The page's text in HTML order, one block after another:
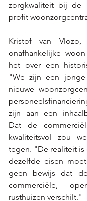
zorgkwaliteit bij de
profit
Kristof van
onafhankelijke
het over een
"We zijn een jonge
nieuwe
zijn aan een
Dat de
kwaliteitsvol zou
tegen. "De realiteit is
dezelfde eisen
geen bewijs dat
commerciële,
rusthuizen verschilt."